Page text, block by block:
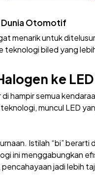
Dunia Otomotif
menarik untuk
teknologi biled yang
ke
hampir semua
muncul LED
Istilah “bi”
ini menggabungkan
jadi lebih